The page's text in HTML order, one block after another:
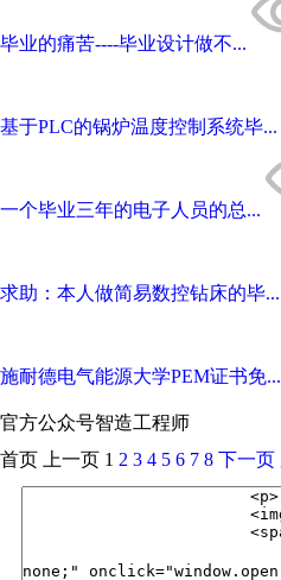
毕业的痛苦----毕业设计做不...
基于PLC的锅炉温度控制系统毕...
一个毕业三年的电子人员的总...
求助：本人做简易数控钻床的毕...
施耐德电气能源大学PEM证书免...
官方公众号智造工程师
首页 上一页 1 2 3 4 5 6 7 8 下一页